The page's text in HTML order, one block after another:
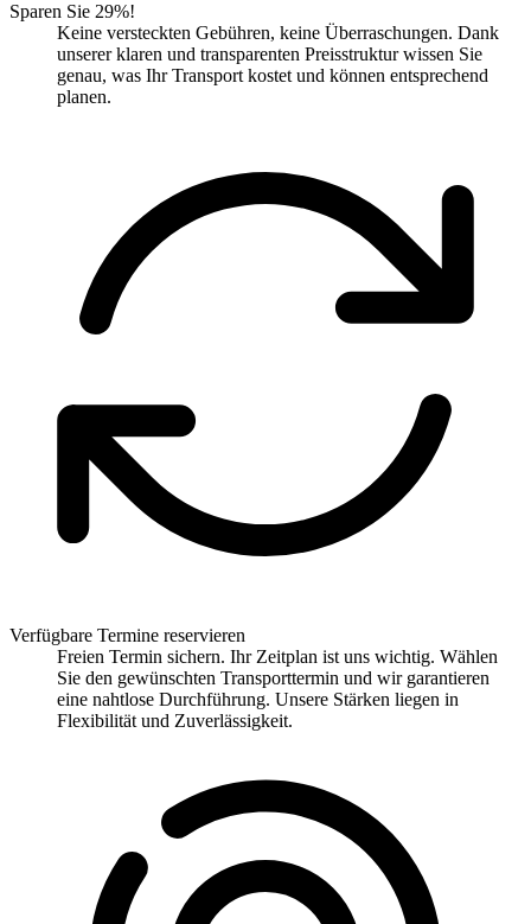
Sparen Sie 29%!
Keine versteckten Gebühren, keine Überraschungen. Dank
unserer klaren und transparenten Preisstruktur wissen Sie
genau, was Ihr Transport kostet und können entsprechend
planen.
Verfügbare Termine reservieren
Freien Termin sichern. Ihr Zeitplan ist uns wichtig. Wählen
Sie den gewünschten Transporttermin und wir garantieren
eine nahtlose Durchführung. Unsere Stärken liegen in
Flexibilität und Zuverlässigkeit.